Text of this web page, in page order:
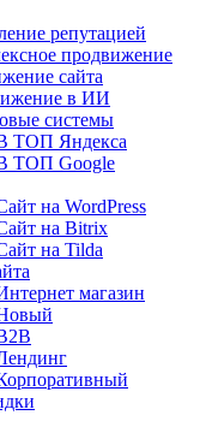
репутацией
продвижение
сайта
в ИИ
системы
ТОП Яндекса
ТОП Google
на WordPress
на Bitrix
на Tilda
магазин